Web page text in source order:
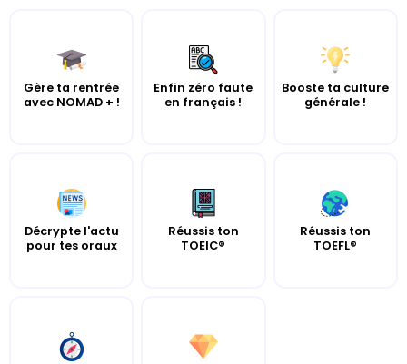
Gère ta rentrée
avec NOMAD + !
Enfin zéro faute
en français !
Booste ta culture
générale !
Décrypte l'actu
pour tes oraux
Réussis ton
TOEIC®
Réussis ton
TOEFL®